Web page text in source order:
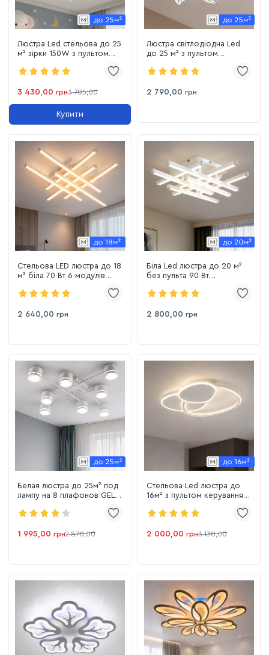
Люстра Led стельова до 25
м² зірки 150W з пультом
3 430,00 грн3 705,00
Купити
Люстра світлодіодна Led
до 25 м² з пультом
WH 3color)
2 790,00 грн
Стельова LED люстра до 18
м² біла 70 Вт 6 модулів
(SX810/6WH)
2 640,00 грн
Біла Led люстра до 20 м²
без пульта 90 Вт
(SX812/8WH)
2 800,00 грн
Белая люстра до 25м² под
лампу на 8 плафонов GELA
1 995,00 грн2 870,00
Стельова Led люстра до
16м² з пультом керування
2 000,00 грн3 130,00